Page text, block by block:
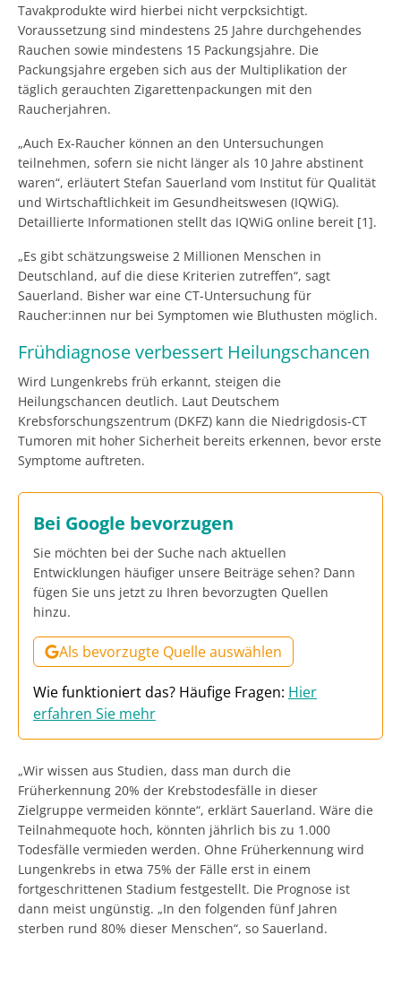
Tavakprodukte wird hierbei nicht verpcksichtigt.
Voraussetzung sind mindestens 25 Jahre durchgehendes
Rauchen sowie mindestens 15 Packungsjahre. Die
Packungsjahre ergeben sich aus der Multiplikation der
täglich gerauchten Zigarettenpackungen mit den
Raucherjahren.
„Auch Ex-Raucher können an den Untersuchungen
teilnehmen, sofern sie nicht länger als 10 Jahre abstinent
waren“, erläutert Stefan Sauerland vom Institut für Qualität
und Wirtschaftlichkeit im Gesundheitswesen (IQWiG).
Detaillierte Informationen stellt das IQWiG online bereit [1].
„Es gibt schätzungsweise 2 Millionen Menschen in
Deutschland, auf die diese Kriterien zutreffen“, sagt
Sauerland. Bisher war eine CT-Untersuchung für
Raucher:innen nur bei Symptomen wie Bluthusten möglich.
Frühdiagnose verbessert Heilungschancen
Wird Lungenkrebs früh erkannt, steigen die
Heilungschancen deutlich. Laut Deutschem
Krebsforschungszentrum (DKFZ) kann die Niedrigdosis-CT
Tumoren mit hoher Sicherheit bereits erkennen, bevor erste
Symptome auftreten.
Bei Google bevorzugen
Sie möchten bei der Suche nach aktuellen
Entwicklungen häufiger unsere Beiträge sehen? Dann
fügen Sie uns jetzt zu Ihren bevorzugten Quellen
hinzu.
Als bevorzugte Quelle auswählen
Wie funktioniert das? Häufige Fragen: Hier
erfahren Sie mehr
„Wir wissen aus Studien, dass man durch die
Früherkennung 20% der Krebstodesfälle in dieser
Zielgruppe vermeiden könnte“, erklärt Sauerland. Wäre die
Teilnahmequote hoch, könnten jährlich bis zu 1.000
Todesfälle vermieden werden. Ohne Früherkennung wird
Lungenkrebs in etwa 75% der Fälle erst in einem
fortgeschrittenen Stadium festgestellt. Die Prognose ist
dann meist ungünstig. „In den folgenden fünf Jahren
sterben rund 80% dieser Menschen“, so Sauerland.